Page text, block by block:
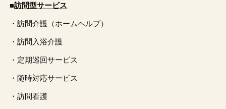
■訪問型サービス
・訪問介護（ホームヘルプ）
・訪問入浴介護
・定期巡回サービス
・随時対応サービス
・訪問看護